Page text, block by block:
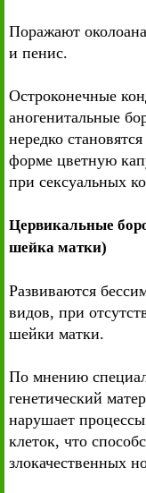
Поражают
и пенис.
Остроконечные
аногенитальные
нередко
форме цветную
при сексуальных
Цервикальные
шейка матки)
Развиваются
видов, при
шейки матки.
По мнению
генетический
нарушает
клеток, что
злокачественных